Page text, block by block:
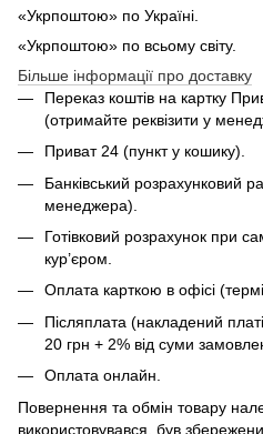
«Укрпоштою» по Україні.
«Укрпоштою» по всьому світу.
Більше інформації про доставку
Переказ коштів на картку
(отримайте реквізити у
Приват 24 (пункт у кошику).
Банківський розрахунковий
менеджера).
Готівковий розрахунок при
кур’єром.
Оплата карткою в офісі
Післяплата (накладений
20 грн + 2% від суми
Оплата онлайн.
Повернення та обмін товару
використовувався, був